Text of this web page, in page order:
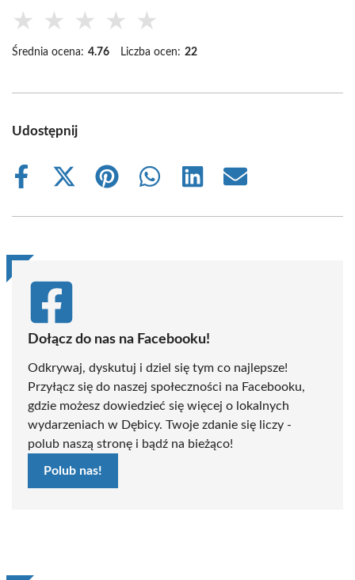
★ ★ ★ ★ ★
Średnia ocena: 4.76 Liczba ocen: 22
Udostępnij
Share
Share
(Twitter)
Share
Share
Share
Share
Dołącz do nas na Facebooku!
Odkrywaj, dyskutuj i dziel się tym co najlepsze!
Przyłącz się do naszej społeczności na Facebooku,
gdzie możesz dowiedzieć się więcej o lokalnych
wydarzeniach w Dębicy. Twoje zdanie się liczy -
polub naszą stronę i bądź na bieżąco!
Polub nas!